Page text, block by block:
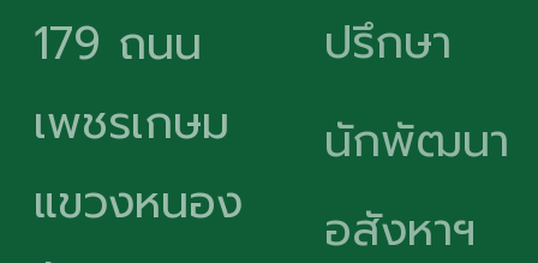
179 ถนน
เพชรเกษม
แขวงหนอง
ปรึกษา
นักพัฒนา
อสังหาฯ